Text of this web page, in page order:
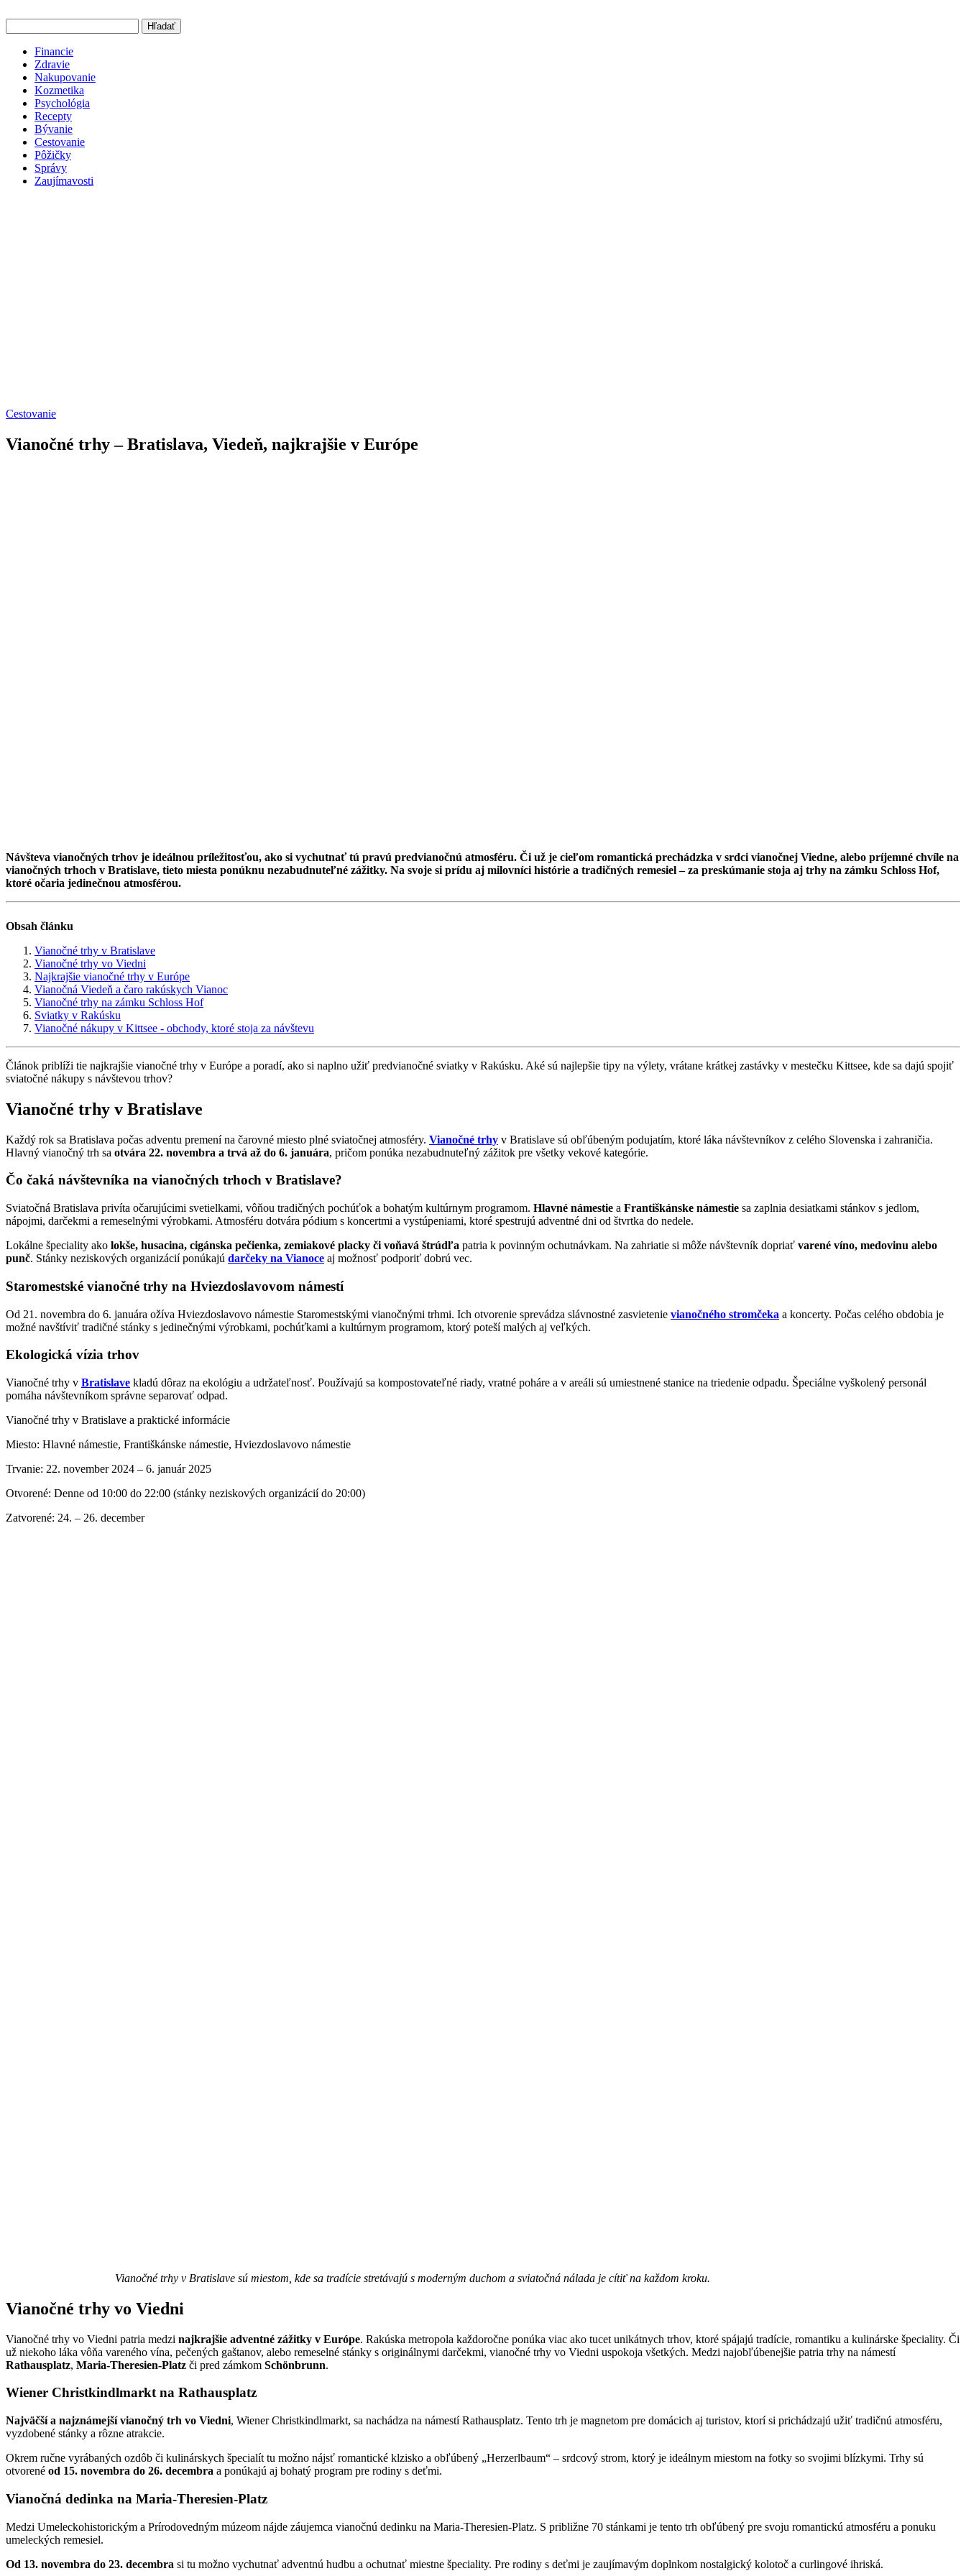
Hľadať
Financie
Zdravie
Nakupovanie
Kozmetika
Psychológia
Recepty
Bývanie
Cestovanie
Pôžičky
Správy
Zaujímavosti
Cestovanie
Vianočné trhy – Bratislava, Viedeň, najkrajšie v Európe
Návšteva vianočných trhov je ideálnou príležitosťou, ako si vychutnať tú pravú predvianočnú atmosféru. Či už je cieľom romantická prechádzka v srdci vianočnej Viedne, alebo príjemné chvíle na
vianočných trhoch v Bratislave, tieto miesta ponúknu nezabudnuteľné zážitky. Na svoje si prídu aj milovníci histórie a tradičných remesiel – za preskúmanie stoja aj trhy na zámku Schloss Hof,
ktoré očaria jedinečnou atmosférou.
Obsah článku
Vianočné trhy v Bratislave
Vianočné trhy vo Viedni
Najkrajšie vianočné trhy v Európe
Vianočná Viedeň a čaro rakúskych Vianoc
Vianočné trhy na zámku Schloss Hof
Sviatky v Rakúsku
Vianočné nákupy v Kittsee - obchody, ktoré stoja za návštevu
Článok priblíži tie najkrajšie vianočné trhy v Európe a poradí, ako si naplno užiť predvianočné sviatky v Rakúsku. Aké sú najlepšie tipy na výlety, vrátane krátkej zastávky v mestečku Kittsee, kde sa dajú spojiť
sviatočné nákupy s návštevou trhov?
Vianočné trhy v Bratislave
Každý rok sa Bratislava počas adventu premení na čarovné miesto plné sviatočnej atmosféry. Vianočné trhy v Bratislave sú obľúbeným podujatím, ktoré láka návštevníkov z celého Slovenska i zahraničia.
Hlavný vianočný trh sa otvára 22. novembra a trvá až do 6. januára, pričom ponúka nezabudnuteľný zážitok pre všetky vekové kategórie.
Čo čaká návštevníka na vianočných trhoch v Bratislave?
Sviatočná Bratislava privíta očarujúcimi svetielkami, vôňou tradičných pochúťok a bohatým kultúrnym programom. Hlavné námestie a Františkánske námestie sa zaplnia desiatkami stánkov s jedlom,
nápojmi, darčekmi a remeselnými výrobkami. Atmosféru dotvára pódium s koncertmi a vystúpeniami, ktoré spestrujú adventné dni od štvrtka do nedele.
Lokálne špeciality ako lokše, husacina, cigánska pečienka, zemiakové placky či voňavá štrúdľa patria k povinným ochutnávkam. Na zahriatie si môže návštevník dopriať varené víno, medovinu alebo
punč. Stánky neziskových organizácií ponúkajú darčeky na Vianoce aj možnosť podporiť dobrú vec.
Staromestské vianočné trhy na Hviezdoslavovom námestí
Od 21. novembra do 6. januára ožíva Hviezdoslavovo námestie Staromestskými vianočnými trhmi. Ich otvorenie sprevádza slávnostné zasvietenie vianočného stromčeka a koncerty. Počas celého obdobia je
možné navštíviť tradičné stánky s jedinečnými výrobkami, pochúťkami a kultúrnym programom, ktorý poteší malých aj veľkých.
Ekologická vízia trhov
Vianočné trhy v Bratislave kladú dôraz na ekológiu a udržateľnosť. Používajú sa kompostovateľné riady, vratné poháre a v areáli sú umiestnené stanice na triedenie odpadu. Špeciálne vyškolený personál
pomáha návštevníkom správne separovať odpad.
Vianočné trhy v Bratislave a praktické informácie
Miesto: Hlavné námestie, Františkánske námestie, Hviezdoslavovo námestie
Trvanie: 22. november 2024 – 6. január 2025
Otvorené: Denne od 10:00 do 22:00 (stánky neziskových organizácií do 20:00)
Zatvorené: 24. – 26. december
Vianočné trhy v Bratislave sú miestom, kde sa tradície stretávajú s moderným duchom a sviatočná nálada je cítiť na každom kroku.
Vianočné trhy vo Viedni
Vianočné trhy vo Viedni patria medzi najkrajšie adventné zážitky v Európe. Rakúska metropola každoročne ponúka viac ako tucet unikátnych trhov, ktoré spájajú tradície, romantiku a kulinárske špeciality. Či
už niekoho láka vôňa vareného vína, pečených gaštanov, alebo remeselné stánky s originálnymi darčekmi, vianočné trhy vo Viedni uspokoja všetkých. Medzi najobľúbenejšie patria trhy na námestí
Rathausplatz, Maria-Theresien-Platz či pred zámkom Schönbrunn.
Wiener Christkindlmarkt na Rathausplatz
Najväčší a najznámejší vianočný trh vo Viedni, Wiener Christkindlmarkt, sa nachádza na námestí Rathausplatz. Tento trh je magnetom pre domácich aj turistov, ktorí si prichádzajú užiť tradičnú atmosféru,
vyzdobené stánky a rôzne atrakcie.
Okrem ručne vyrábaných ozdôb či kulinárskych špecialít tu možno nájsť romantické klzisko a obľúbený „Herzerlbaum“ – srdcový strom, ktorý je ideálnym miestom na fotky so svojimi blízkymi. Trhy sú
otvorené od 15. novembra do 26. decembra a ponúkajú aj bohatý program pre rodiny s deťmi.
Vianočná dedinka na Maria-Theresien-Platz
Medzi Umeleckohistorickým a Prírodovedným múzeom nájde záujemca vianočnú dedinku na Maria-Theresien-Platz. S približne 70 stánkami je tento trh obľúbený pre svoju romantickú atmosféru a ponuku
umeleckých remesiel.
Od 13. novembra do 23. decembra si tu možno vychutnať adventnú hudbu a ochutnať miestne špeciality. Pre rodiny s deťmi je zaujímavým doplnkom nostalgický kolotoč a curlingové ihriská.